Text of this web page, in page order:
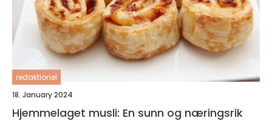
redaktionel
18. January 2024
Hjemmelaget musli: En sunn og næringsrik